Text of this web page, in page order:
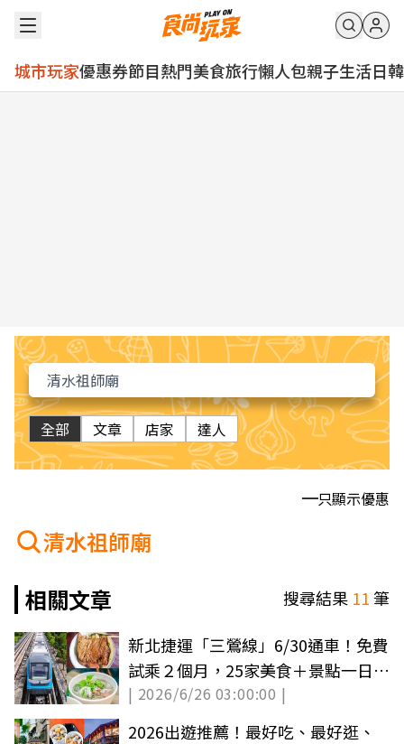
城市玩家優惠券節目熱門美食旅行懶人包親子生活日韓
全部 文章 店家 達人
只顯示優惠
清水祖師廟
相關文章
搜尋結果 11筆
新北捷運「三鶯線」6/30通車！免費
試乘２個月，25家美食＋景點一日遊
地圖
| 2026/6/26 03:00:00 |
2026出遊推薦！最好吃、最好逛、